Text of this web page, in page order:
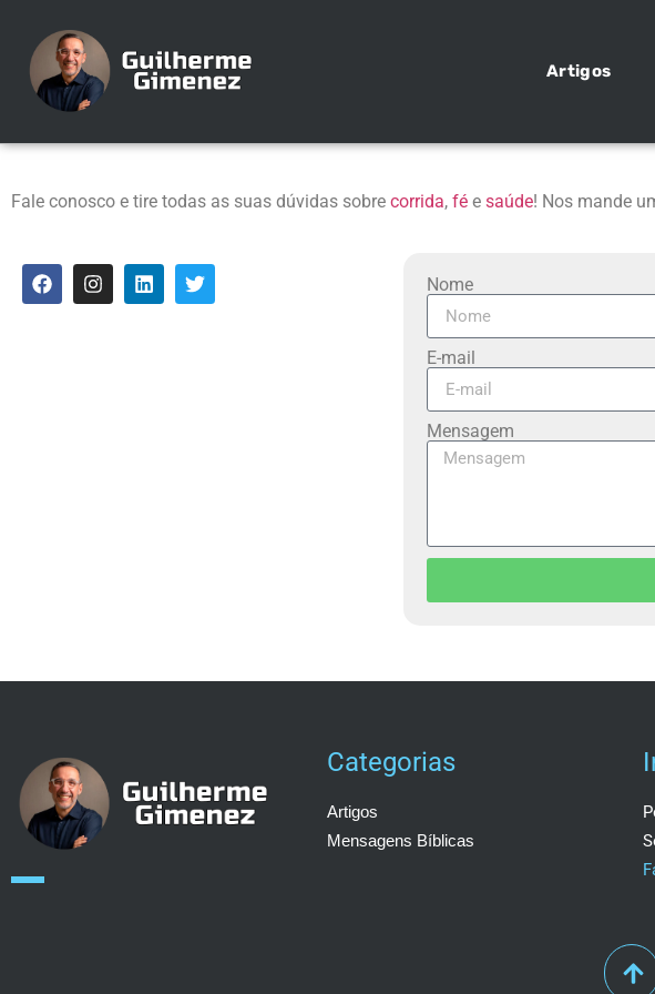
Artigos
Fale conosco e tire todas as suas dúvidas sobre corrida, fé e saúde! Nos mande
Nome
E-mail
Mensagem
Categorias
Artigos
Mensagens Bíblicas